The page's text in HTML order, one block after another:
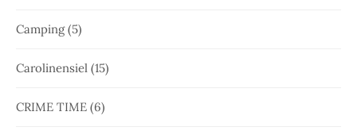
Camping(5)
Carolinensiel (15)
CRIME TIME (6)